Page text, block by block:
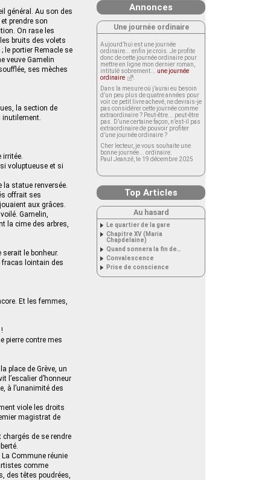
général. Au son des
prendre son
On rase les
bruits des volets
le portier Remacle se
veuve Gamelin
ses mèches
la section de
inutilement.
irritée.
voluptueuse et si
la statue renversée.
offrait ses
aux grâces.
Gamelin,
la cime des arbres,
le bonheur.
fracas lointain des
Et les femmes,
pierre contre mes
place de Grève, un
l’escalier d’honneur
à l’unanimité des
viole les droits
magistrat de
de se rendre
Commune réunie
comme
des têtes poudrées,
Annonces
Une journée ordinaire
Aujourd’hui est une journée
ordinaire... enfin je crois. Je profite
donc de cette journée ordinaire pour
mettre en ligne mon dernier roman,
intitulé sobrement... une journée
ordinaire
Dans la mesure où j’aurai eu besoin
d’un peu plus de quatre années pour
voir ce petit livre achevé, ne devrais-je
pas considérer cette journée comme
extraordinaire ? Peut-être... peut-être
pas. D’une certaine façon, n’est-il pas
extraordinaire de pouvoir profiter
d’une journée ordinaire ?
Cher lecteur, je vous souhaite une
bonne journée... ordinaire.
Paul Jeanzé, le 19 décembre 2025
Top Articles
Au hasard
Le quartier de la gare
Chapitre XV (Maria
Chapdelaine)
Quand sonnera la fin de…
Convalescence
Prise de conscience